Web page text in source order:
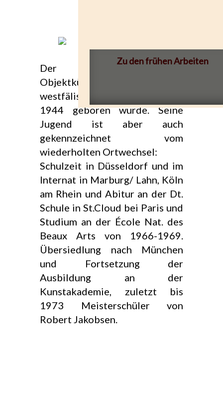
Zu den frühen Arbeiten
Der Bildhauer und
Objektkünstler kommt aus dem
westfälischen Hagen, wo er
1944 geboren wurde. Seine
Jugend ist aber auch
gekennzeichnet vom
wiederholten Ortwechsel:
Schulzeit in Düsseldorf und im
Internat in Marburg/ Lahn, Köln
am Rhein und Abitur an der Dt.
Schule in St.Cloud bei Paris und
Studium an der École Nat. des
Beaux Arts von 1966-1969.
Übersiedlung nach München
und Fortsetzung der
Ausbildung an der
Kunstakademie, zuletzt bis
1973 Meisterschüler von
Robert Jakobsen.